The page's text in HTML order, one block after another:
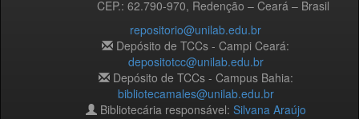
CEP.: 62.790-970, Redenção – Ceará – Brasil
repositorio@unilab.edu.br
Depósito de TCCs - Campi Ceará:
depositotcc@unilab.edu.br
Depósito de TCCs - Campus Bahia:
bibliotecamales@unilab.edu.br
Bibliotecária responsável: Silvana Araújo